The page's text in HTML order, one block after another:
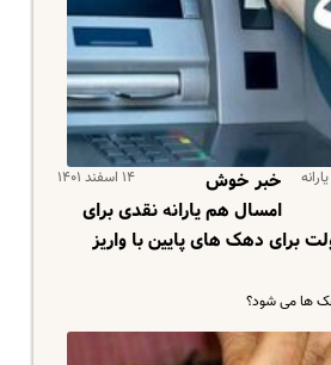
۱۴ اسفند ۱۴۰۱
خبر خوش
امسال هم یارانه نقدی برای
برای دهک های پایین با واریز
ها می شود؟